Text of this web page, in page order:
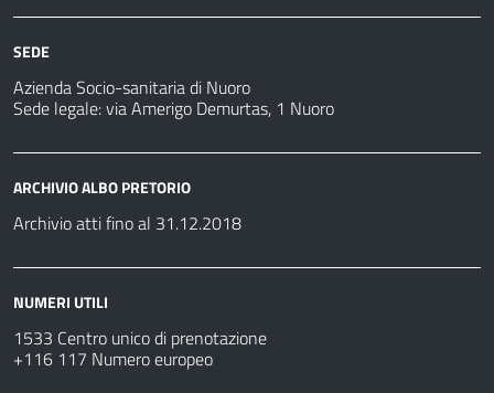
SEDE
Azienda Socio-sanitaria di Nuoro
Sede legale: via Amerigo Demurtas, 1 Nuoro
ARCHIVIO ALBO PRETORIO
Archivio atti fino al 31.12.2018
NUMERI UTILI
1533 Centro unico di prenotazione
+116 117 Numero europeo